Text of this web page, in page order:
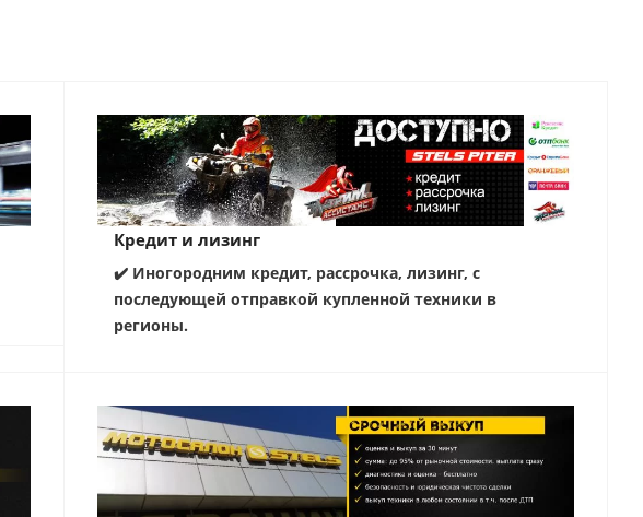
Кредит и лизинг
✔️ Иногородним кредит, рассрочка, лизинг, с
последующей отправкой купленной техники в
регионы.